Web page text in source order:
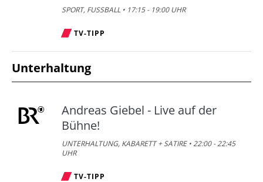
SPORT, FUSSBALL • 17:15 - 19:00 UHR
TV-TIPP
Unterhaltung
Andreas Giebel - Live auf der
Bühne!
UNTERHALTUNG, KABARETT + SATIRE • 22:00 - 22:45
UHR
TV-TIPP